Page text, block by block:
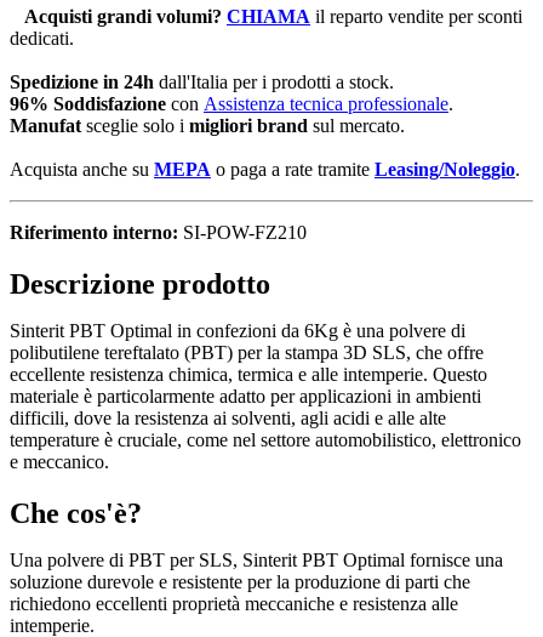
Acquisti grandi volumi? CHIAMA il reparto vendite per sconti
dedicati.
Spedizione in 24h dall'Italia per i prodotti a stock.
96% Soddisfazione con Assistenza tecnica professionale.
Manufat sceglie solo i migliori brand sul mercato.
Acquista anche su MEPA o paga a rate tramite Leasing/Noleggio.
Riferimento interno: SI-POW-FZ210
Descrizione prodotto
Sinterit PBT Optimal in confezioni da 6Kg è una polvere di
polibutilene tereftalato (PBT) per la stampa 3D SLS, che offre
eccellente resistenza chimica, termica e alle intemperie. Questo
materiale è particolarmente adatto per applicazioni in ambienti
difficili, dove la resistenza ai solventi, agli acidi e alle alte
temperature è cruciale, come nel settore automobilistico, elettronico
e meccanico.
Che cos'è?
Una polvere di PBT per SLS, Sinterit PBT Optimal fornisce una
soluzione durevole e resistente per la produzione di parti che
richiedono eccellenti proprietà meccaniche e resistenza alle
intemperie.